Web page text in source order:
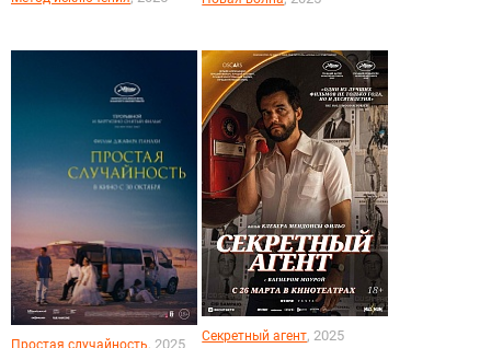
, 2025
Секретный агент, 2025